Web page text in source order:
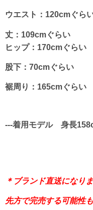
ウエスト：120cmぐら
丈：109cmぐらい
ヒップ：170cmぐらい
股下：70cmぐらい
裾周り：165cmぐらい
---着用モデル 身長
＊ブランド直送になりま
先方で完売する可能性